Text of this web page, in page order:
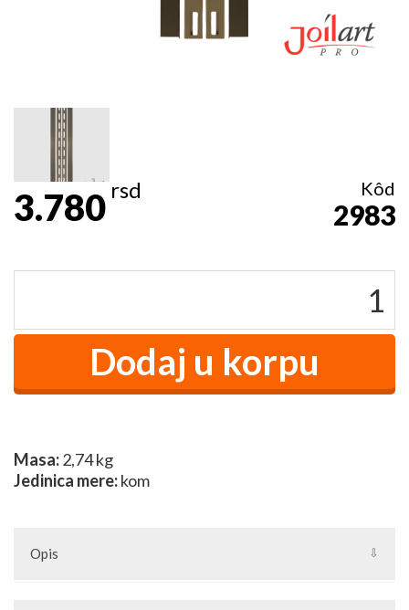
3.780rsd Kôd
2983
Masa:2,74 kg
Jedinica mere:kom
Opis